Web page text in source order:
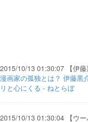
2015/10/13 01:30:07 【伊藤
漫画家の孤独とは？ 伊藤黒
リと心にくる - ねとらぼ
2015/10/13 01:30:04 【ウー